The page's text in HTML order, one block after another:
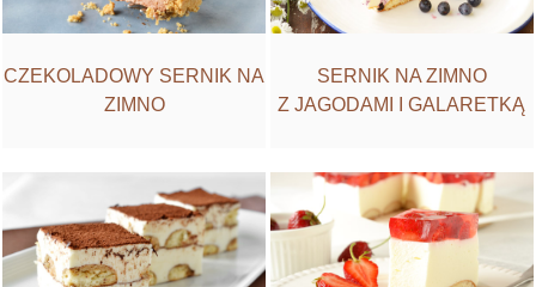
CZEKOLADOWY SERNIK NA
ZIMNO
SERNIK NA ZIMNO
Z JAGODAMI I GALARETKĄ